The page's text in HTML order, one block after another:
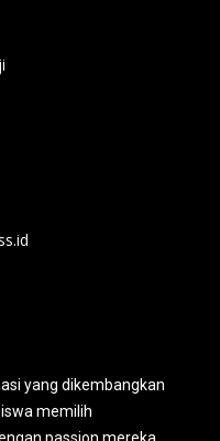
yang dikembangkan
memilih
passion mereka.